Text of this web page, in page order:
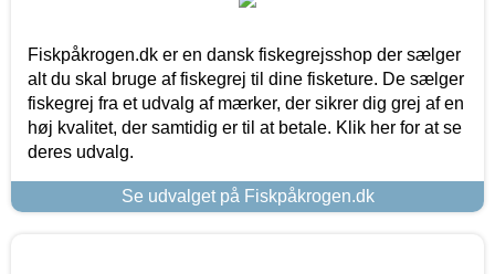
Fiskpåkrogen.dk er en dansk fiskegrejsshop der sælger
alt du skal bruge af fiskegrej til dine fisketure. De sælger
fiskegrej fra et udvalg af mærker, der sikrer dig grej af en
høj kvalitet, der samtidig er til at betale. Klik her for at se
deres udvalg.
Se udvalget på Fiskpåkrogen.dk